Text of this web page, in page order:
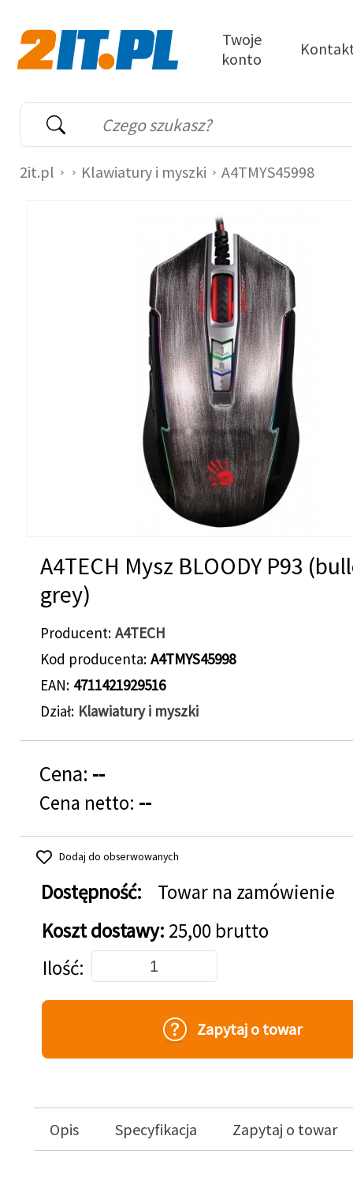
Wyszukiwarka
Słowo kluczowe
Twoje
konto
2it.pl Klawiatury i myszki A4TMYS45998
A4TECH Mysz BLOODY P93
grey)
Producent A4TECH
Kod producenta A4TMYS45998
EAN 4711421929516
Dział Klawiatury i myszki
Cena: --
Cena netto: --
Dodaj do obserwowanych
Dostępność:
Towar na zamówienie
Koszt dostawy: 25,00 brutto
Dodaj do koszyka
Ilość
Zapytaj o towar
Opis Specyfikacja Zapytaj o towar